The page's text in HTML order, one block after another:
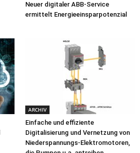
Neuer digitaler ABB-Service
ermittelt Energieeinsparpotenzial
ARCHIV
Einfache und effiziente
Digitalisierung und Vernetzung von
Niederspannungs-Elektromotoren,